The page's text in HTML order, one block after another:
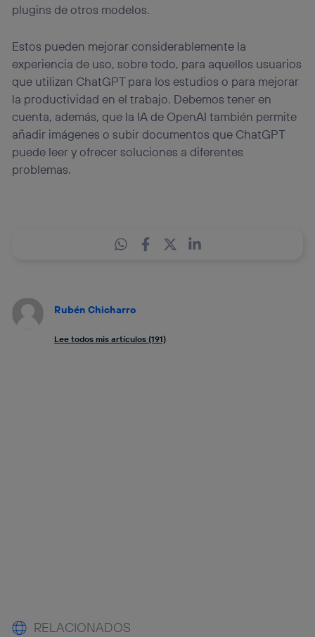
plugins de otros modelos.
Estos pueden mejorar considerablemente la
experiencia de uso, sobre todo, para aquellos usuarios
que utilizan ChatGPT para los estudios o para mejorar
la productividad en el trabajo. Debemos tener en
cuenta, además, que la IA de OpenAI también permite
añadir imágenes o subir documentos que ChatGPT
puede leer y ofrecer soluciones a diferentes
problemas.
Rubén Chicharro
Lee todos mis artículos (191)
RELACIONADOS